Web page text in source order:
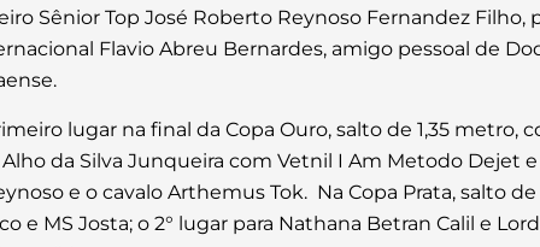
Sênior Top José Roberto Reynoso Fernandez
Flavio Abreu Bernardes, amigo pessoal de
lugar na final da Copa Ouro, salto de 1,35 metro,
da Silva Junqueira com Vetnil I Am Metodo
e o cavalo Arthemus Tok. Na Copa Prata, salto
e MS Josta; o 2° lugar para Nathana Betran Calil e